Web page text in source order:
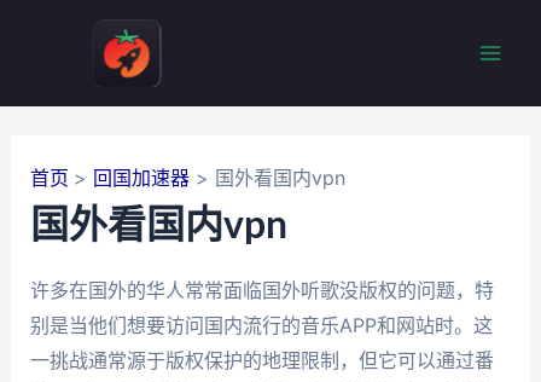
首页 回国加速器 国外看国内vpn
国外看国内vpn
许多在国外的华人常常面临国外听歌没版权的问题，特
别是当他们想要访问国内流行的音乐APP和网站时。这
一挑战通常源于版权保护的地理限制，但它可以通过番